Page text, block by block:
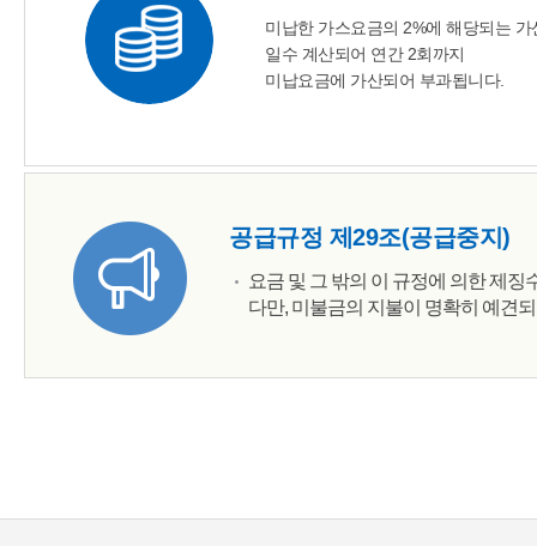
미납한 가스요금의 2%에 해당되는 가
일수 계산되어 연간 2회까지
미납요금에 가산되어 부과됩니다.
공급규정 제29조(공급중지)
요금 및 그 밖의 이 규정에 의한 제
다만, 미불금의 지불이 명확히 예견